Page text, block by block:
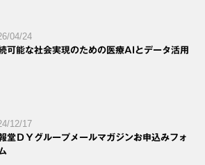
04/24
可能な社会実現のための医療AIとデータ活用
12/17
堂ＤＹグループメールマガジンお申込みフォ